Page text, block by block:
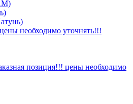
необходимо уточнять!!!
позиция!!! цены необходимо